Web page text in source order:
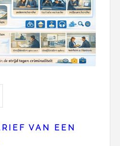
VAN EEN